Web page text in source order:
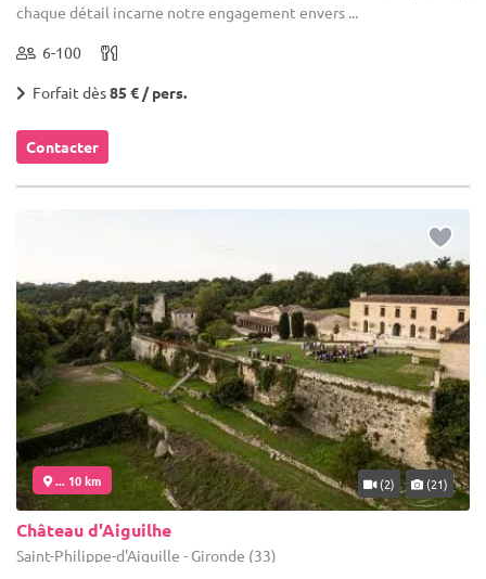
chaque détail incarne notre engagement envers ...
6-100
Forfait dès85 € / pers.
Contacter
... 10 km (2) (21)
Château d'Aiguilhe
Saint-Philippe-d'Aiguille - Gironde (33)